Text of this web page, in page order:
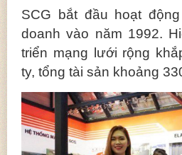
SCG bắt đầu hoạt
doanh vào năm 1992.
triển mạng lưới rộng
ty, tổng tài sản khoảng